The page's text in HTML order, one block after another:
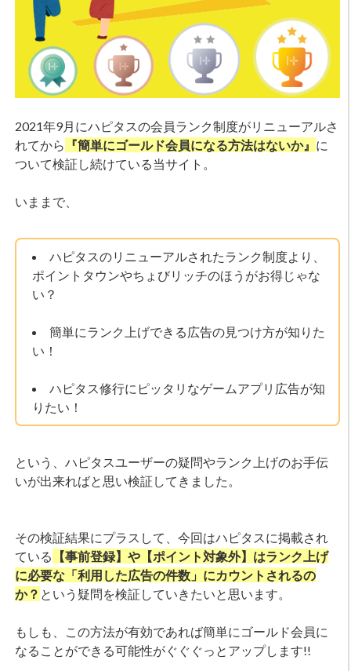
2021年9月にハピタスの会員ランク制度がリニューアルさ
れてから 『簡単にゴールド会員になる方法はないか』 に
ついて検証し続けている当サイト。
いままで、
ハピタスのリニューアルされたランク制度より、
ポイントタウンやちょびリッチのほうがお得じゃな
い？
簡単にランク上げできる広告の見つけ方が知りた
い！
ハピタス修行にピッタリなゲームアプリ広告が知
りたい！
という、ハピタスユーザーの疑問やランク上げのお手伝
いが出来ればと思い検証してきました。
その検証結果にプラスして、今回はハピタスに掲載され
ている
【事前登録】や【ポイント対象外】はランク上げ
に必要な「利用した広告の件数」にカウントされるの
か？ という疑問を検証していきたいと思います。
もしも、この方法が有効であれば簡単にゴールド会員に
なることができる可能性がぐぐぐっとアップします!!